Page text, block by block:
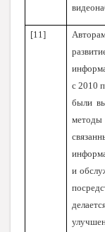
[11]
с 2010
были
и